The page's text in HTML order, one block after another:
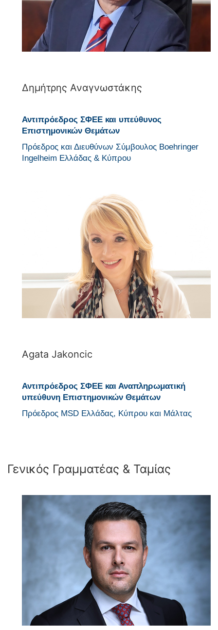
Δημήτρης Αναγνωστάκης
Αντιπρόεδρος ΣΦΕΕ και υπεύθυνος
Επιστημονικών Θεμάτων
Πρόεδρος και Διευθύνων Σύμβουλος Boehringer
Ingelheim Ελλάδας & Κύπρου
Agata Jakoncic
Αντιπρόεδρος ΣΦΕΕ και Αναπληρωματική
υπεύθυνη Επιστημονικών Θεμάτων
Πρόεδρος MSD Ελλάδας, Κύπρου και Μάλτας
Γενικός Γραμματέας & Ταμίας